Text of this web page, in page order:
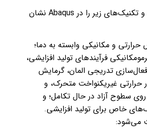
این مثال ویژگی‌ها و تکنیک‌های زیر را در Abaqus نشان
حرارتی و مکانیکی وابسته به دما؛
فرآیندهای تولید افزایشی،
تدریجی المان، گرمایش
غیریکنواخت متحرک، و
سطوح آزاد در حال تکامل؛ و
خاص برای تولید افزایشی.
می‌شود: